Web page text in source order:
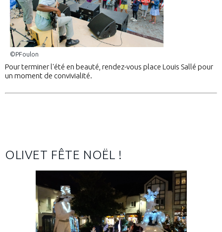
©PFoulon
Pour terminer l'été en beauté, rendez-vous place Louis Sallé pour
un moment de convivialité.
OLIVET FÊTE NOËL !